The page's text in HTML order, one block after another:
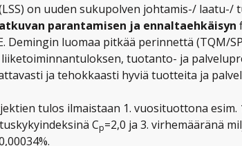
on uuden sukupolven johtamis-/ laatu-/
parantamisen ja ennaltaehkäisyn
Demingin luomaa pitkää perinnettä (TQM/
tuotanto- ja
ja tehokkaasti hyviä tuotteita ja
tulos ilmaistaan 1. vuosituottona esim.
Cp=2,0 ja 3. virhemääränä